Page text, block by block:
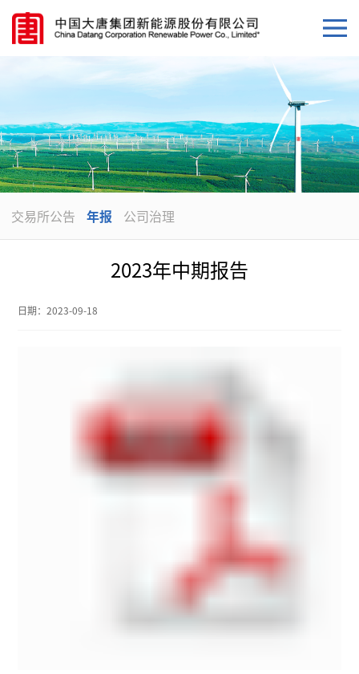
交易所公告 年报 公司治理
2023年中期报告
日期：2023-09-18